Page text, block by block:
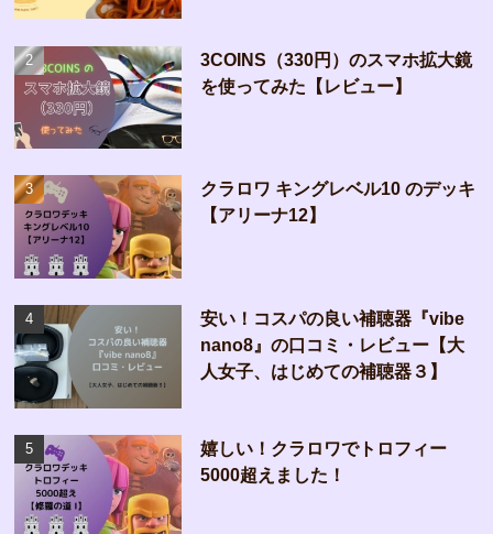
3COINS（330円）のスマホ拡大鏡
を使ってみた【レビュー】
クラロワ キングレベル10 のデッキ
【アリーナ12】
安い！コスパの良い補聴器『vibe
nano8』の口コミ・レビュー【大
人女子、はじめての補聴器３】
嬉しい！クラロワでトロフィー
5000超えました！